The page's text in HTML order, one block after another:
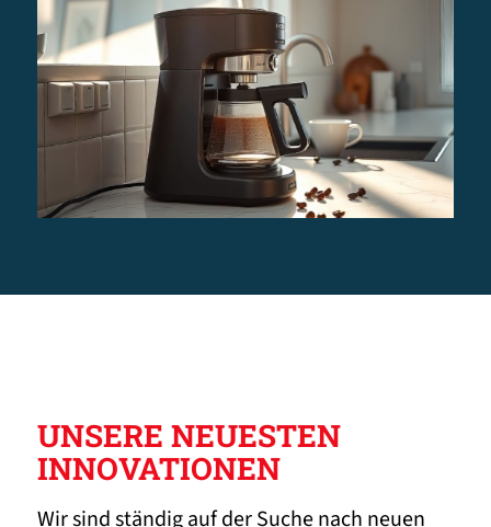
UNSERE NEUESTEN
INNOVATIONEN
Wir sind ständig auf der Suche nach neuen